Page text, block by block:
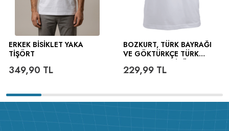
ERKEK BISIKLET YAKA
TIŞÖRT
349,90 TL
BOZKURT, TÜRK BAYRAĞI
VE GÖKTÜRKÇE TÜRK
229,99TL